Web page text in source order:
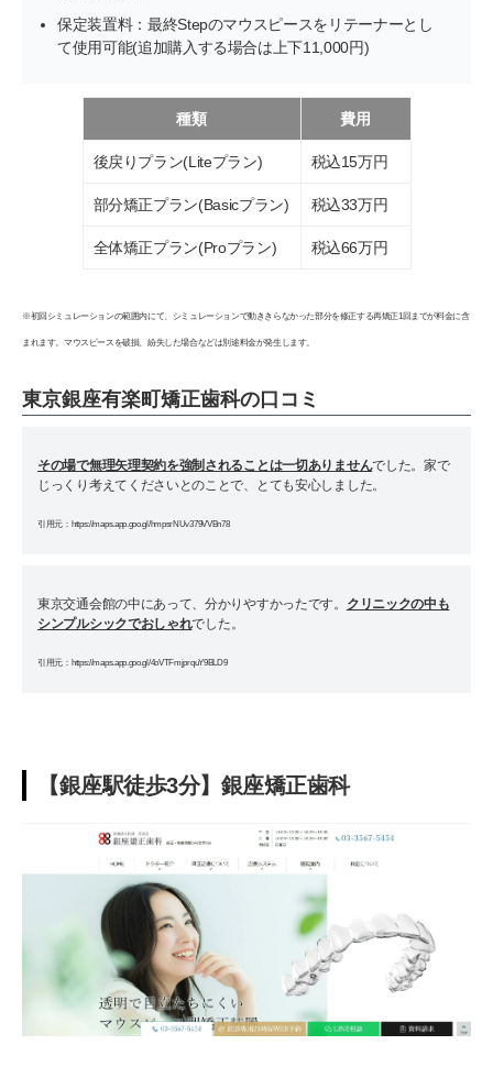
保定装置料：最終Stepのマウスピースをリテーナーとし
て使用可能(追加購入する場合は上下11,000円)
種類 費用
後戻りプラン(Liteプラン) 税込15万円
部分矯正プラン(Basicプラン) 税込33万円
全体矯正プラン(Proプラン) 税込66万円
※初回シミュレーションの範囲内にて、シミュレーションで動ききらなかった部分を修正する再矯正1回までが料金に含
まれます。マウスピースを破損、紛失した場合などは別途料金が発生します。
東京銀座有楽町矯正歯科の口コミ
その場で無理矢理契約を強制されることは一切ありませんでした。家で
じっくり考えてくださいとのことで、とても安心しました。
引用元：https://maps.app.goo.gl/hmpsrNUv379VVBn78
東京交通会館の中にあって、分かりやすかったです。 クリニックの中も
シンプルシックでおしゃれでした。
引用元：https://maps.app.goo.gl/4oVTFmjprquY9BLD9
【銀座駅徒歩3分】銀座矯正歯科